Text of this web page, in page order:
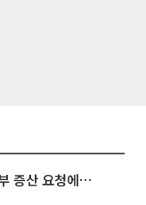
[특징주] “탄약 부족하다“ 美 국방부 증산 요청에⋯국내 방산주 급등세